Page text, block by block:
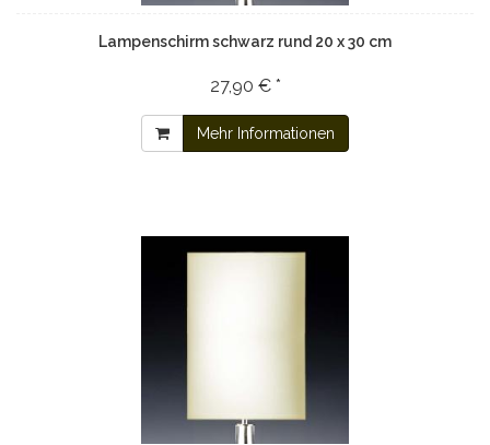
Lampenschirm schwarz rund 20 x 30 cm
27,90 € *
Mehr Informationen